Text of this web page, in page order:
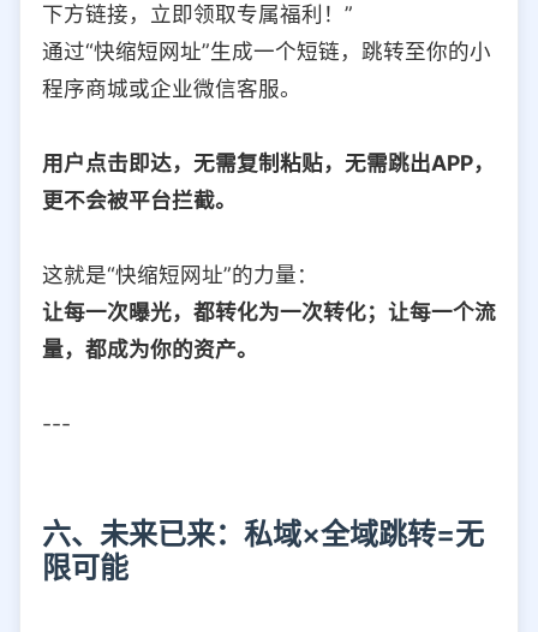
下方链接，立即领取专属福利！”
通过“快缩短网址”生成一个短链，跳转至你的小
程序商城或企业微信客服。
用户点击即达，无需复制粘贴，无需跳出APP，
更不会被平台拦截。
这就是“快缩短网址”的力量：
让每一次曝光，都转化为一次转化；让每一个流
量，都成为你的资产。
---
六、未来已来：私域×全域跳转=无
限可能